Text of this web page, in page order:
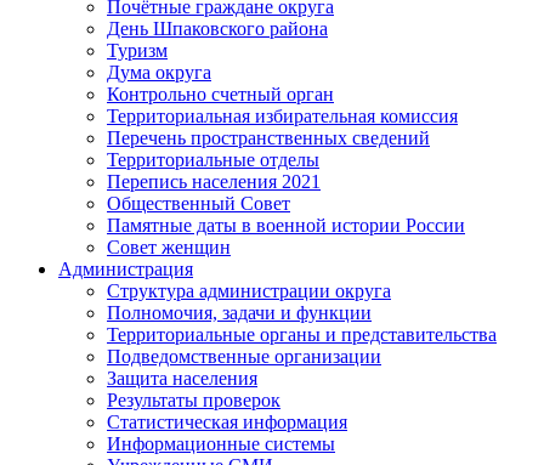
Почётные граждане округа
День Шпаковского района
Туризм
Дума округа
Контрольно счетный орган
Территориальная избирательная комиссия
Перечень пространственных сведений
Территориальные отделы
Перепись населения 2021
Общественный Совет
Памятные даты в военной истории России
Совет женщин
Администрация
Структура администрации округа
Полномочия, задачи и функции
Территориальные органы и представительства
Подведомственные организации
Защита населения
Результаты проверок
Статистическая информация
Информационные системы